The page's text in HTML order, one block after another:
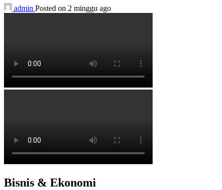
admin Posted on 2 minggu ago
Bisnis & Ekonomi